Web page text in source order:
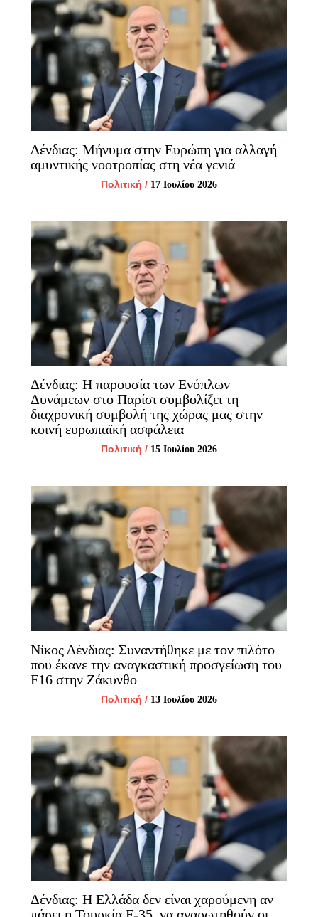
Δένδιας: Μήνυμα στην Ευρώπη για αλλαγή
αμυντικής νοοτροπίας στη νέα γενιά
Πολιτική / 17 Ιουλίου 2026
Δένδιας: Η παρουσία των Ενόπλων
Δυνάμεων στο Παρίσι συμβολίζει τη
διαχρονική συμβολή της χώρας μας στην
κοινή ευρωπαϊκή ασφάλεια
Πολιτική / 15 Ιουλίου 2026
Νίκος Δένδιας: Συναντήθηκε με τον πιλότο
που έκανε την αναγκαστική προσγείωση του
F16 στην Ζάκυνθο
Πολιτική / 13 Ιουλίου 2026
Δένδιας: Η Ελλάδα δεν είναι χαρούμενη αν